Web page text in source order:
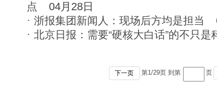
点
04月28日
浙报集团新闻人：现场后方均是担当
北京日报：需要“硬核大白话”的不只是
下一页 第1/29页 到第 页